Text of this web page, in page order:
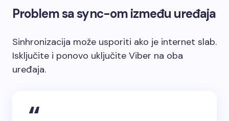
Problem sa sync-om između uređaja
Sinhronizacija može usporiti ako je internet slab.
Isključite i ponovo uključite Viber na oba
uređaja.